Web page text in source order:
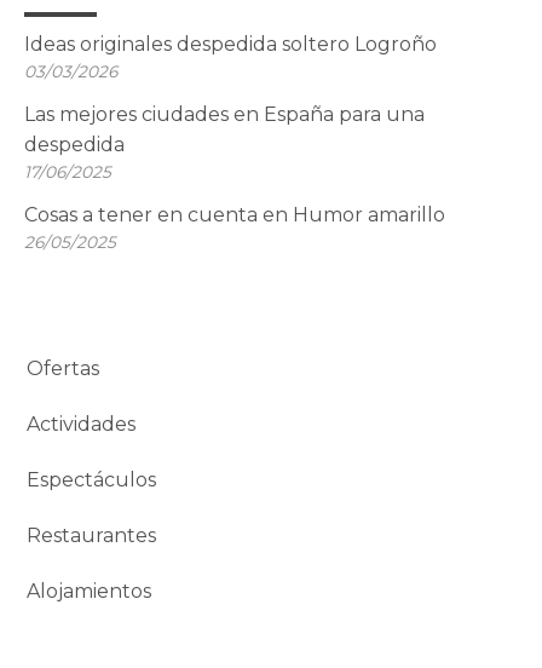
Ideas originales despedida soltero Logroño
03/03/2026
Las mejores ciudades en España para una
despedida
17/06/2025
Cosas a tener en cuenta en Humor amarillo
26/05/2025
Ofertas
Actividades
Espectáculos
Restaurantes
Alojamientos